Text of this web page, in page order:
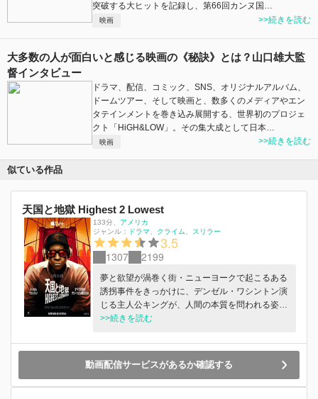
突破する大ヒットを記録し、第66回カンヌ国…
映画 >>続きを読む
大多数の人が面白いと感じる映画の《秘訣》とは？山口雄大監
督インタビュー
ドラマ、配信、コミック、SNS、オリジナルアルバム、
ドームツアー、そして映画と、数多くのメディアやエン
タテインメントを巻き込み展開する、世界初のプロジェ
クト「HiGH&LOW」。その集大成として日本…
映画 >>続きを読む
似ている作品
天国と地獄 Highest 2 Lowest
133分
アメリカ
ジャンル：
ドラマ クライム スリラー
3.5
1307 2199
夢と欲望が渦巻く街・ニューヨークで起こるある
誘拐事件をきっかけに、デンゼル・ワシントン演
じる主人公キングが、人間の本質を問われる姿を
描く、究極の心理サスペンス。キングは、ニュー
耳”を持つ音楽プロデューサー。そんな彼の元に
突如かかってきた一本の電話――。それは、息子
を誘拐したという犯人からだった。要求された身
代金は、なんと1,750 万ドル（約 26 億円）。愛
>>続きを読む
動画配信サービスがあるか確認する